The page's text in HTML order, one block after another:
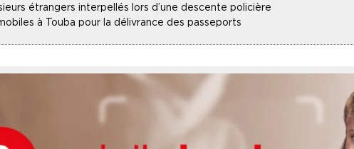
étrangers interpellés lors d’une descente policière
à Touba pour la délivrance des passeports